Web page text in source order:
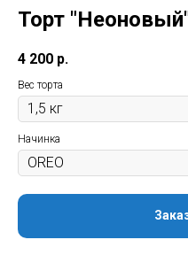
Торт
4 200 р.
Вес торта
Начинка